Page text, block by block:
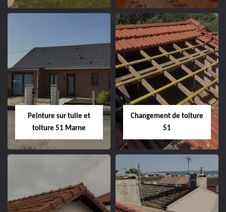
Peintre et peinture
de façade 51
Hydrofuge toiture
51
Peinture sur tuile et
toiture 51 Marne
Peinture sur tuile
Changement de toiture
51
Changement de